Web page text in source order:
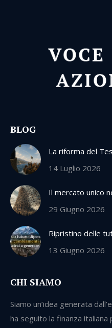
BLOG
La riforma del
14 Luglio 2026
Il mercato unico
29 Giugno 2026
Ripristino delle
13 Giugno 2026
CHI SIAMO
Siamo un’idea generata
ha seguito la finanza